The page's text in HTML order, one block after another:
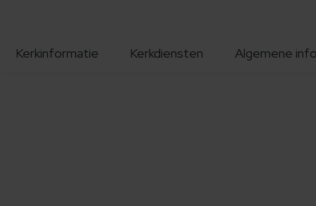
Kerkinformatie Kerkdiensten Algemene